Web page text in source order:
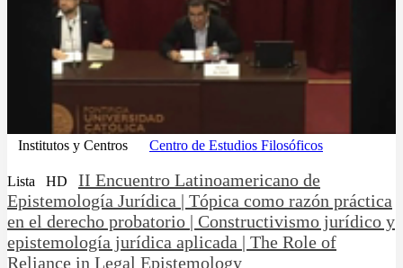
Institutos y Centros Centro de Estudios Filosóficos
Lista HD
II Encuentro Latinoamericano de
Epistemología Jurídica | Tópica como razón práctica
en el derecho probatorio | Constructivismo jurídico y
epistemología jurídica aplicada | The Role of
Reliance in Legal Epistemology